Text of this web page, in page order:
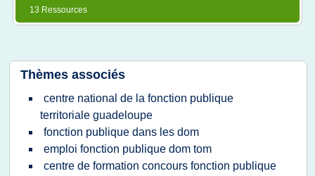
13 Ressources
Thèmes associés
centre national de la fonction publique
territoriale guadeloupe
fonction publique dans les dom
emploi fonction publique dom tom
centre de formation concours fonction publique